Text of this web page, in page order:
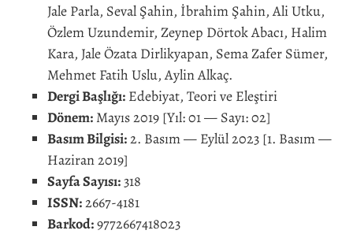
Jale Parla, Seval Şahin, İbrahim Şahin, Ali Utku,
Özlem Uzundemir, Zeynep Dörtok Abacı, Halim
Kara, Jale Özata Dirlikyapan, Sema Zafer Sümer,
Mehmet Fatih Uslu, Aylin Alkaç.
Dergi Başlığı: Edebiyat, Teori ve Eleştiri
Dönem: Mayıs 2019 [Yıl: 01 — Sayı: 02]
Basım Bilgisi:2. Basım — Eylül 2023 [1. Basım —
Haziran 2019]
Sayfa Sayısı:318
ISSN:2667-4181
Barkod:9772667418023